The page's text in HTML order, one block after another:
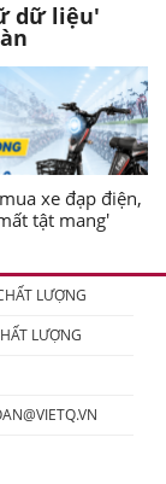
dữ liệu'
xe đạp điện,
tật mang'
LƯỢNG
LƯỢNG